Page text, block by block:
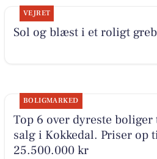
VEJRET
Sol og blæst i et roligt greb
BOLIGMARKED
Top 6 over dyreste boliger
salg i Kokkedal. Priser op
25.500.000 kr